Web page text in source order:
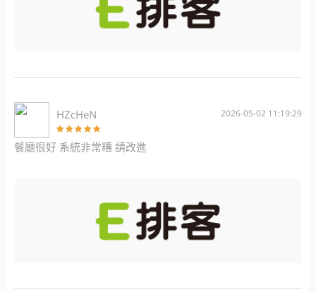
HZcHeN 2026-05-02 11:19:29
餐廳很好 系統非常糟 請改進